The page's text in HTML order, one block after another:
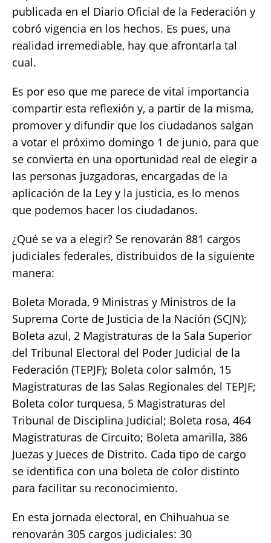
publicada en el Diario Oficial de la Federación y
cobró vigencia en los hechos. Es pues, una
realidad irremediable, hay que afrontarla tal
cual.
Es por eso que me parece de vital importancia
compartir esta reflexión y, a partir de la misma,
promover y difundir que los ciudadanos salgan
a votar el próximo domingo 1 de junio, para que
se convierta en una oportunidad real de elegir a
las personas juzgadoras, encargadas de la
aplicación de la Ley y la justicia, es lo menos
que podemos hacer los ciudadanos.
¿Qué se va a elegir? Se renovarán 881 cargos
judiciales federales, distribuidos de la siguiente
manera:
Boleta Morada, 9 Ministras y Ministros de la
Suprema Corte de Justicia de la Nación (SCJN);
Boleta azul, 2 Magistraturas de la Sala Superior
del Tribunal Electoral del Poder Judicial de la
Federación (TEPJF); Boleta color salmón, 15
Magistraturas de las Salas Regionales del TEPJF;
Boleta color turquesa, 5 Magistraturas del
Tribunal de Disciplina Judicial; Boleta rosa, 464
Magistraturas de Circuito; Boleta amarilla, 386
Juezas y Jueces de Distrito. Cada tipo de cargo
se identifica con una boleta de color distinto
para facilitar su reconocimiento.
En esta jornada electoral, en Chihuahua se
renovarán 305 cargos judiciales: 30